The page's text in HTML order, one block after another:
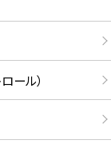
ール）